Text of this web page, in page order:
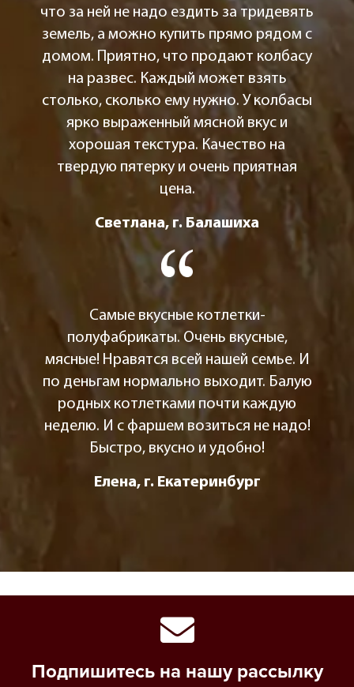
что за ней не надо ездить за тридевять
земель, а можно купить прямо рядом с
домом. Приятно, что продают колбасу
на развес. Каждый может взять
столько, сколько ему нужно. У колбасы
ярко выраженный мясной вкус и
хорошая текстура. Качество на
твердую пятерку и очень приятная
цена.
Светлана, г. Балашиха
Самые вкусные котлетки-
полуфабрикаты. Очень вкусные,
мясные! Нравятся всей нашей семье. И
по деньгам нормально выходит. Балую
родных котлетками почти каждую
неделю. И с фаршем возиться не надо!
Быстро, вкусно и удобно!
Елена, г. Екатеринбург
Подпишитесь на нашу рассылку